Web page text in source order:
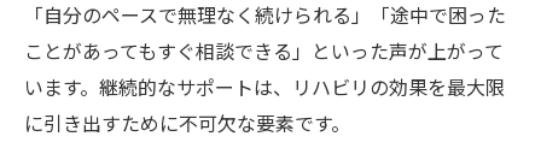
「自分のペースで無理なく続けられる」「途中で困った
ことがあってもすぐ相談できる」といった声が上がって
います。継続的なサポートは、リハビリの効果を最大限
に引き出すために不可欠な要素です。